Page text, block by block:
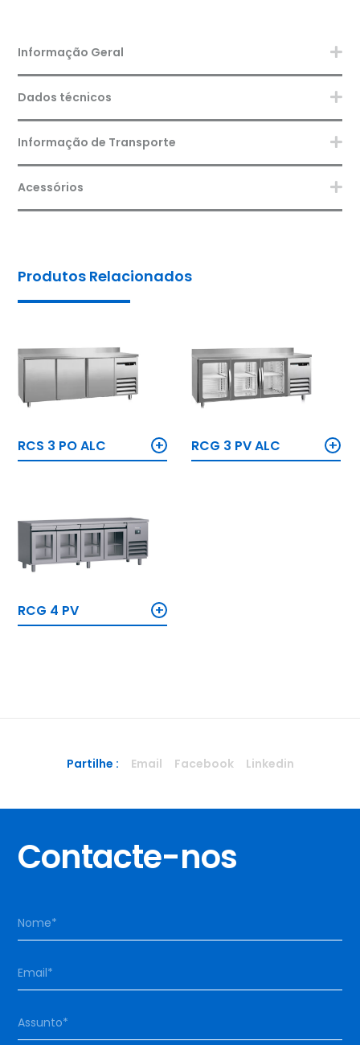
Informação Geral
Dados técnicos
Informação de Transporte
Acessórios
Produtos Relacionados
RCS 3 PO ALC + RCG 3 PV ALC +
RCG 4 PV +
Partilhe : Email Facebook Linkedin
Contacte-nos